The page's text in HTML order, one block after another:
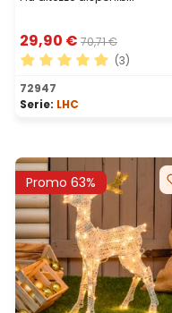
29,90 € 70,71 €
Valutazione media di
(3)
72947
Serie: LHC
Promo 63%